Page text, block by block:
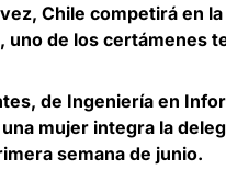
Chile competirá en
uno de los certámenes
de Ingeniería en
mujer integra la
semana de junio.